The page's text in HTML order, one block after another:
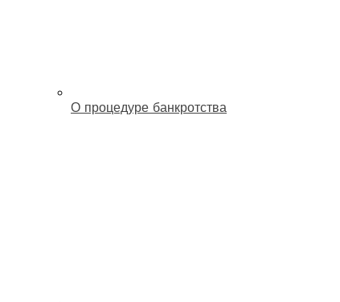
О процедуре банкротства